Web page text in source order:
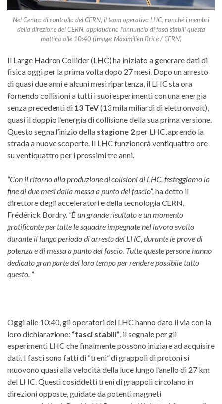
Nel Centro di controllo del CERN, il team operativo LHC, nonché i membri
della direzione del CERN, applaudono l’annuncio di fasci stabili questa
mattina alle 10:40 (Image: Maximilien Brice / CERN)
Il Large Hadron Collider (LHC) ha iniziato a generare dati di
fisica oggi per la prima volta dopo 27 mesi. Dopo un arresto
di quasi due anni e alcuni mesi ripartenza, il LHC sta ora
fornendo collisioni a tutti i suoi esperimenti con una energia
senza precedenti di 13 TeV(13 mila miliardi di elettronvolt),
quasi il doppio l’energia di collisione della sua prima versione.
Questo segna l’inizio della stagione 2per LHC, aprendo la
strada a nuove scoperte. Il LHC funzionerà ventiquattro ore
su ventiquattro per i prossimi tre anni.
“Con il ritorno alla produzione di collsioni di LHC, festeggiamo la
fine di due mesi dalla messa a punto del fascio”, ha detto il
direttore degli acceleratori e della tecnologia CERN,
Frédérick Bordry. “È un grande risultato e un momento
gratificante per tutte le squadre impegnate nel lavoro svolto
durante il lungo periodo di arresto del LHC, durante le prove di
potenza e di messa a punto del fascio. Tutte queste persone hanno
dedicato gran parte del loro tempo per rendere possibile tutto
questo. “
Oggi alle 10:40, gli operatori del LHC hanno dato il via con la
loro dichiarazione: “fasci stabili” , il segnale per gli
esperimenti LHC che finalmente possono iniziare ad acquisire
dati. I fasci sono fatti di “treni” di grappoli di protoni si
muovono quasi alla velocità della luce lungo l’anello di 27 km
del LHC. Questi cosiddetti treni di grappoli circolano in
direzioni opposte, guidate da potenti magneti